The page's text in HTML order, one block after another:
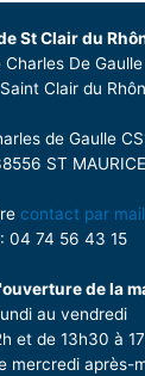
St Clair du
Charles De Gaulle
Clair du
de Gaulle
ST MAURICE
contact par mail
04 74 56 43 15
de la
au vendredi
et de 13h30 à
mercredi après-